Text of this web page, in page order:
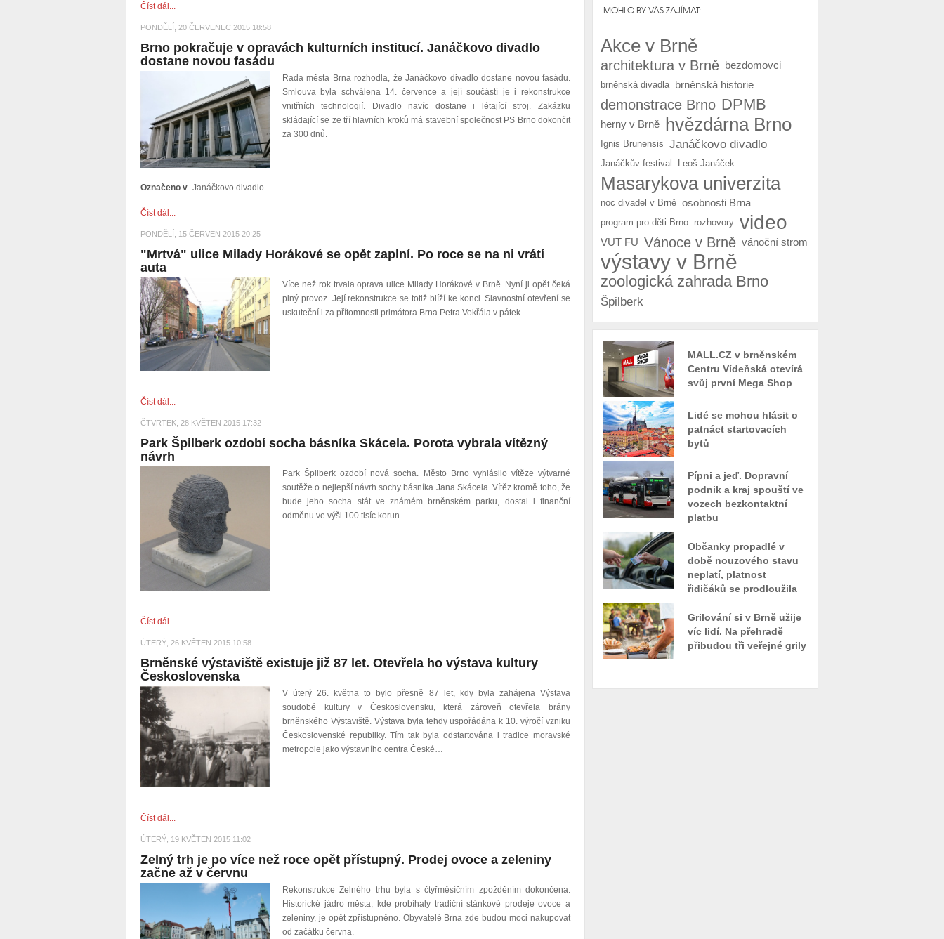
Číst dál...
PONDĚLÍ, 20 ČERVENEC 2015 18:58
Brno pokračuje v opravách kulturních institucí. Janáčkovo divadlo
dostane novou fasádu
Rada města Brna rozhodla, že Janáčkovo divadlo dostane novou fasádu.
Smlouva byla schválena 14. července a její součástí je i rekonstrukce
vnitřních technologií. Divadlo navíc dostane i létající stroj. Zakázku
skládající se ze tří hlavních kroků má stavební společnost PS Brno dokončit
za 300 dnů.
Označeno v Janáčkovo divadlo
Číst dál...
PONDĚLÍ, 15 ČERVEN 2015 20:25
"Mrtvá" ulice Milady Horákové se opět zaplní. Po roce se na ni vrátí
auta
Více než rok trvala oprava ulice Milady Horákové v Brně. Nyní ji opět čeká
plný provoz. Její rekonstrukce se totiž blíží ke konci. Slavnostní otevření se
uskuteční i za přítomnosti primátora Brna Petra Vokřála v pátek.
Číst dál...
ČTVRTEK, 28 KVĚTEN 2015 17:32
Park Špilberk ozdobí socha básníka Skácela. Porota vybrala vítězný
návrh
Park Špilberk ozdobí nová socha. Město Brno vyhlásilo vítěze výtvarné
soutěže o nejlepší návrh sochy básníka Jana Skácela. Vítěz kromě toho, že
bude jeho socha stát ve známém brněnském parku, dostal i finanční
odměnu ve výši 100 tisíc korun.
Číst dál...
ÚTERÝ, 26 KVĚTEN 2015 10:58
Brněnské výstaviště existuje již 87 let. Otevřela ho výstava kultury
Československa
V úterý 26. května to bylo přesně 87 let, kdy byla zahájena Výstava
soudobé kultury v Československu, která zároveň otevřela brány
brněnského Výstaviště. Výstava byla tehdy uspořádána k 10. výročí vzniku
Československé republiky. Tím tak byla odstartována i tradice moravské
metropole jako výstavního centra České…
Číst dál...
ÚTERÝ, 19 KVĚTEN 2015 11:02
Zelný trh je po více než roce opět přístupný. Prodej ovoce a zeleniny
začne až v červnu
Rekonstrukce Zelného trhu byla s čtyřměsíčním zpožděním dokončena.
Historické jádro města, kde probíhaly tradiční stánkové prodeje ovoce a
zeleniny, je opět zpřístupněno. Obyvatelé Brna zde budou moci nakupovat
od začátku června.
MOHLO BY VÁS ZAJÍMAT:
Akce v Brně
architektura v Brně bezdomovci
brněnská divadla brněnská historie
demonstrace Brno DPMB
herny v Brně hvězdárna Brno
Ignis Brunensis Janáčkovo divadlo
Janáčkův festival Leoš Janáček
Masarykova univerzita
noc divadel v Brně osobnosti Brna
program pro děti Brno rozhovory video
VUT FU Vánoce v Brně vánoční strom
výstavy v Brně
zoologická zahrada Brno
Špilberk
MALL.CZ v brněnském
Centru Vídeňská otevírá
svůj první Mega Shop
Lidé se mohou hlásit o
patnáct startovacích
bytů
Pípni a jeď. Dopravní
podnik a kraj spouští ve
vozech bezkontaktní
platbu
Občanky propadlé v
době nouzového stavu
neplatí, platnost
řidičáků se prodloužila
Grilování si v Brně užije
víc lidí. Na přehradě
přibudou tři veřejné grily